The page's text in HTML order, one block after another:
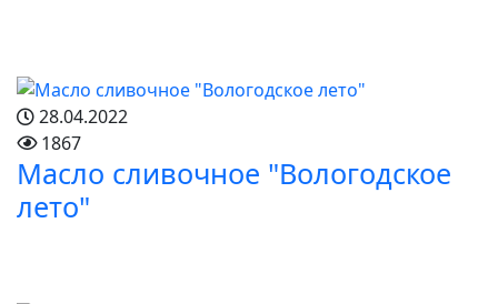
28.04.2022
1867
Масло сливочное "Вологодское
лето"